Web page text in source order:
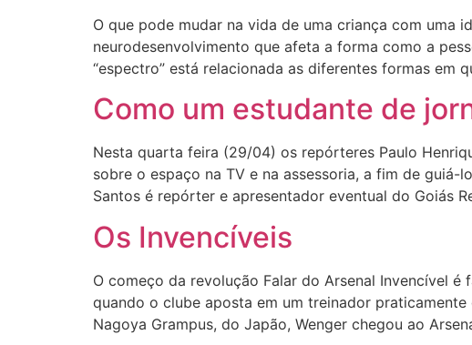
O que pode mudar na vida de uma criança com uma
neurodesenvolvimento que afeta a forma como a
“espectro” está relacionada as diferentes formas em
Como um estudante de
Nesta quarta feira (29/04) os repórteres Paulo
sobre o espaço na TV e na assessoria, a fim de
Santos é repórter e apresentador eventual do Goiás
Os Invencíveis
O começo da revolução Falar do Arsenal Invencível
quando o clube aposta em um treinador
Nagoya Grampus, do Japão, Wenger chegou ao